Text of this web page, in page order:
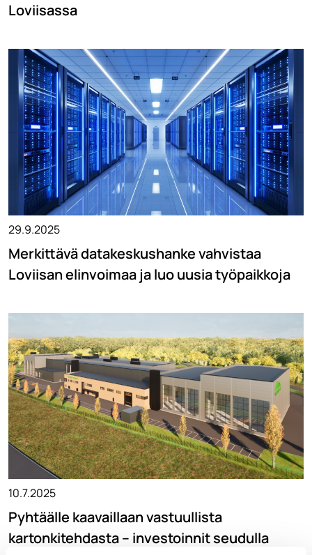
Loviisassa
29.9.2025
Merkittävä datakeskushanke vahvistaa
Loviisan elinvoimaa ja luo uusia työpaikkoja
10.7.2025
Pyhtäälle kaavaillaan vastuullista
kartonkitehdasta – investoinnit seudulla